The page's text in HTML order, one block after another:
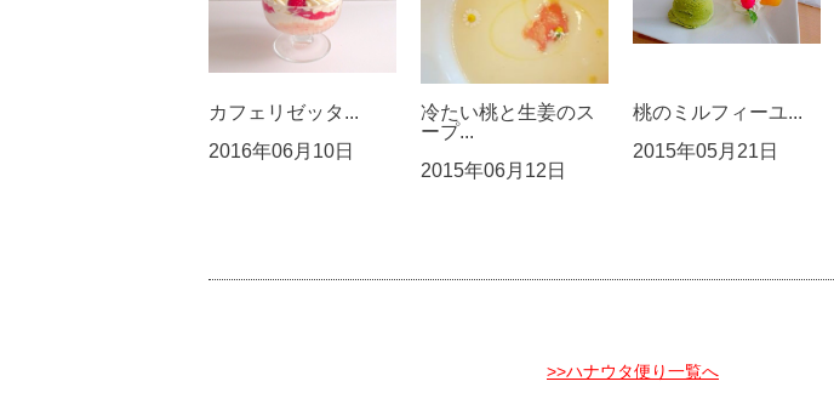
カフェリゼッタ...
2016年06月10日
冷たい桃と生姜のス
ープ...
2015年06月12日
桃のミルフィーユ...
2015年05月21日
>>ハナウタ便り一覧へ